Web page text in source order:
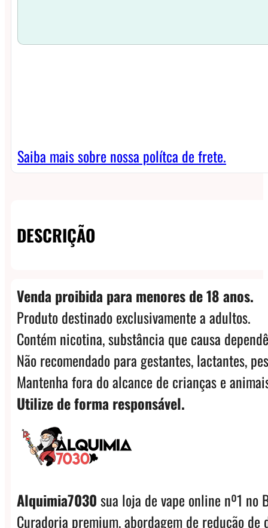
Saiba mais sobre nossa polítca de frete.
DESCRIÇÃO
Venda proibida para menores de 18 anos.
Produto destinado exclusivamente a adultos.
Contém nicotina, substância que causa
Não recomendado para gestantes, lactantes,
Mantenha fora do alcance de crianças e
Utilize de forma responsável.
Alquimia7030sua loja de vape online nº1 no
Curadoria premium, abordagem de redução